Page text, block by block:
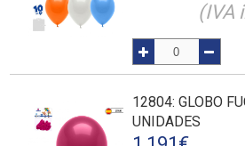
(IVA
12804: GLOBO
UNIDADES